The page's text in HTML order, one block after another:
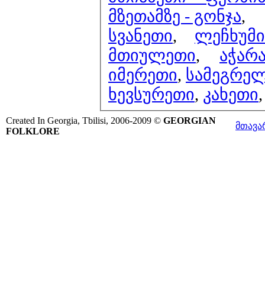
მზეთამზე - გონჯა,
სვანეთი, ლეჩხუმი
მთიულეთი,
იმერეთი,
ხევსურეთი, კახეთი
Created In Georgia, Tbilisi, 2006-2009 © GEORGIAN
FOLKLORE